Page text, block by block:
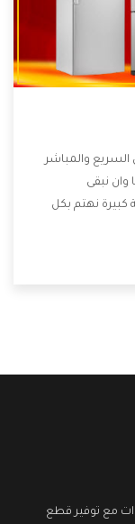
والمباشر
وان نبقى
نهتم بكل
تكون من أهم
مع توفير قطع